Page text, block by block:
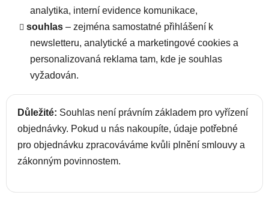
analytika, interní evidence komunikace,
souhlas – zejména samostatné přihlášení k
newsletteru, analytické a marketingové cookies a
personalizovaná reklama tam, kde je souhlas
vyžadován.
Důležité: Souhlas není právním základem pro vyřízení
objednávky. Pokud u nás nakoupíte, údaje potřebné
pro objednávku zpracováváme kvůli plnění smlouvy a
zákonným povinnostem.